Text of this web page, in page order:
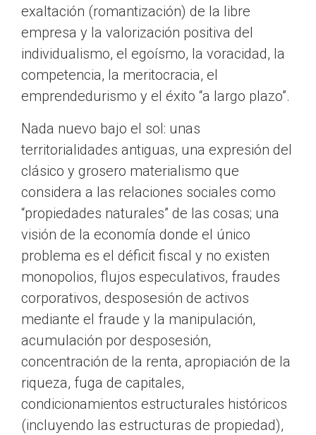
exaltación (romantización) de la libre
empresa y la valorización positiva del
individualismo, el egoísmo, la voracidad, la
competencia, la meritocracia, el
emprendedurismo y el éxito “a largo plazo”.
Nada nuevo bajo el sol: unas
territorialidades antiguas, una expresión del
clásico y grosero materialismo que
considera a las relaciones sociales como
“propiedades naturales” de las cosas; una
visión de la economía donde el único
problema es el déficit fiscal y no existen
monopolios, flujos especulativos, fraudes
corporativos, desposesión de activos
mediante el fraude y la manipulación,
acumulación por desposesión,
concentración de la renta, apropiación de la
riqueza, fuga de capitales,
condicionamientos estructurales históricos
(incluyendo las estructuras de propiedad),